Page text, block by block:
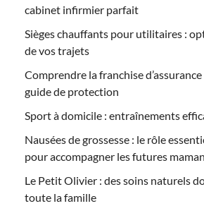
cabinet infirmier parfait
Sièges chauffants pour utilitaires :
de vos trajets
Comprendre la franchise
guide de protection
Sport à domicile : entraînements
Nausées de grossesse : le rôle
pour accompagner les futures
Le Petit Olivier : des soins naturels
toute la famille